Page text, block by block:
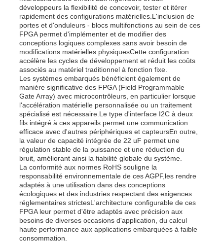
développeurs la flexibilité de concevoir, tester et itérer
rapidement des configurations matérielles.L'inclusion de
portes et d'onduleurs - blocs multifonctions au sein de ces
FPGA permet d'implémenter et de modifier des
conceptions logiques complexes sans avoir besoin de
modifications matérielles physiquesCette configuration
accélère les cycles de développement et réduit les coûts
associés au matériel traditionnel à fonction fixe.
Les systèmes embarqués bénéficient également de
manière significative des FPGA (Field Programmable
Gate Array) avec microcontrôleurs, en particulier lorsque
l'accélération matérielle personnalisée ou un traitement
spécialisé est nécessaire.Le type d'interface I2C à deux
fils intégré à ces appareils permet une communication
efficace avec d'autres périphériques et capteursEn outre,
la valeur de capacité intégrée de 22 uF permet une
régulation stable de la puissance et une réduction du
bruit, améliorant ainsi la fiabilité globale du système.
La conformité aux normes RoHS souligne la
responsabilité environnementale de ces AGPF,les rendre
adaptés à une utilisation dans des conceptions
écologiques et des industries respectant des exigences
réglementaires strictesL'architecture configurable de ces
FPGA leur permet d'être adaptés avec précision aux
besoins de diverses occasions d'application, du calcul
haute performance aux applications embarquées à faible
consommation.